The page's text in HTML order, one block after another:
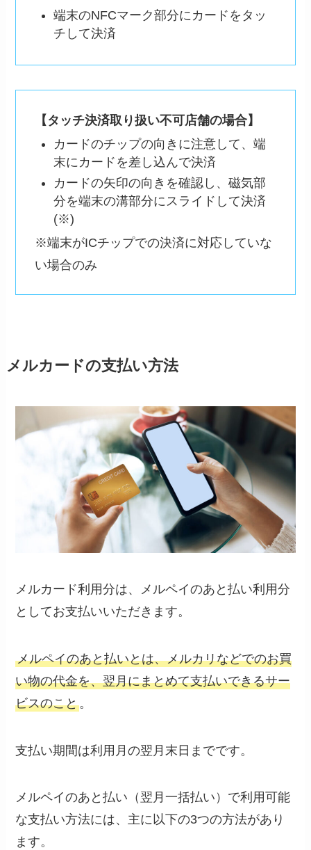
端末のNFCマーク部分にカードをタッ
チして決済
【タッチ決済取り扱い不可店舗の場合】
カードのチップの向きに注意して、端
末にカードを差し込んで決済
カードの矢印の向きを確認し、磁気部
分を端末の溝部分にスライドして決済
(※)
※端末がICチップでの決済に対応していな
い場合のみ
メルカードの支払い方法
メルカード利用分は、メルペイのあと払い利用分
としてお支払いいただきます。
メルペイのあと払いとは、メルカリなどでのお買
い物の代金を、翌月にまとめて支払いできるサー
ビスのこと。
支払い期間は利用月の翌月末日までです。
メルペイのあと払い（翌月一括払い）で利用可能
な支払い方法には、主に以下の3つの方法があり
ます。